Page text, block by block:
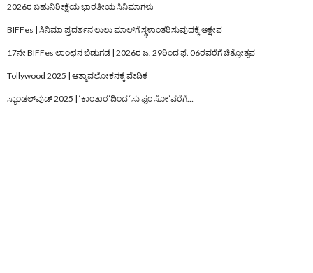
2026ರ ಬಹುನಿರೀಕ್ಷೆಯ ಭಾರತೀಯ ಸಿನಿಮಾಗಳು
BIFFes | ಸಿನಿಮಾ ಪ್ರದರ್ಶನ ಲುಲು ಮಾಲ್‌ಗೆ ಸ್ಥಳಾಂತರಿಸುವುದಕ್ಕೆ ಆಕ್ಷೇಪ
17ನೇ BIFFes ಲಾಂಛನ ಬಿಡುಗಡೆ | 2026ರ ಜ. 29ರಿಂದ ಫೆ. 06ರವರೆಗೆ ಚಿತ್ರೋತ್ಸವ
Tollywood 2025 | ಆತ್ಮಾವಲೋಕನಕ್ಕೆ ವೇದಿಕೆ
ಸ್ಯಾಂಡಲ್‌ವುಡ್‌ 2025 | ‘ಕಾಂತಾರ’ದಿಂದ ‘ಸು ಫ್ರಂ ಸೋ’ವರೆಗೆ…